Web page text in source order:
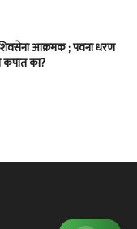
आक्रमक ; पवना धरण
का?